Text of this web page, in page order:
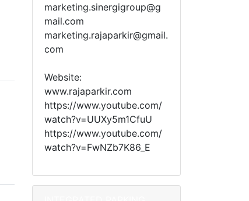
marketing.sinergigroup@g
mail.com
marketing.rajaparkir@gmail.
com
Website:
www.rajaparkir.com
https://www.youtube.com/
watch?v=UUXy5m1CfuU
https://www.youtube.com/
watch?v=FwNZb7K86_E